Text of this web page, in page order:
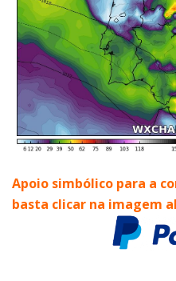
Apoio simbólico para a
basta clicar na imagem